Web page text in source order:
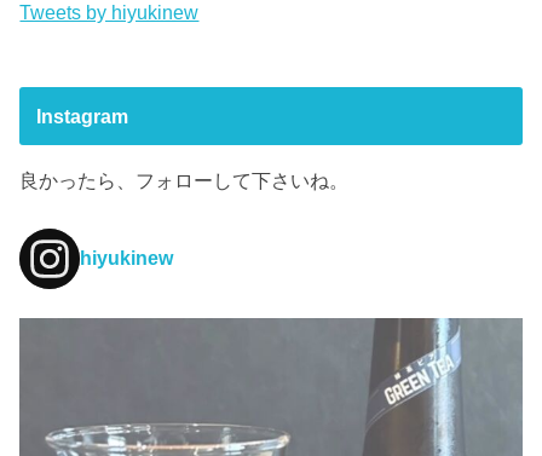
Tweets by hiyukinew
Instagram
良かったら、フォローして下さいね。
hiyukinew